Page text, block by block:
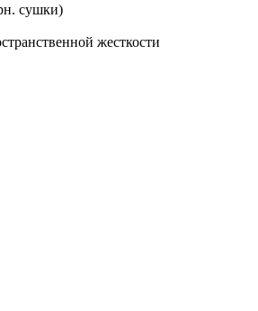
сушки)
жесткости